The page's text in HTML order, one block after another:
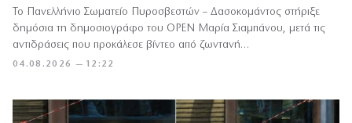
04.08.2026 — 12:22
Το Πανελλήνιο Σωματείο Πυροσβεστών – Δασοκομάντος στήριξε
δημόσια τη δημοσιογράφο του OPEN Μαρία Σιαμπάνου, μετά τις
αντιδράσεις που προκάλεσε βίντεο από ζωντανή…